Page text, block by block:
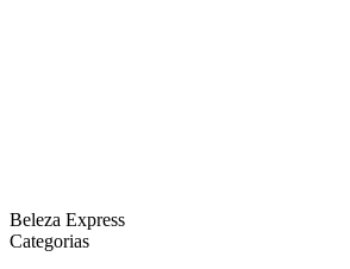
Beleza Express
Categorias